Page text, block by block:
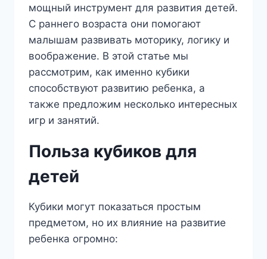
мощный инструмент для развития детей.
С раннего возраста они помогают
малышам развивать моторику, логику и
воображение. В этой статье мы
рассмотрим, как именно кубики
способствуют развитию ребенка, а
также предложим несколько интересных
игр и занятий.
Польза кубиков для
детей
Кубики могут показаться простым
предметом, но их влияние на развитие
ребенка огромно: